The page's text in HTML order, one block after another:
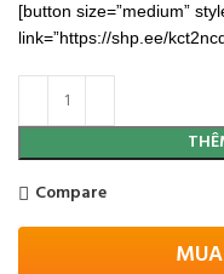
[button size=”medium”
link=”https://shp.ee/
Compare